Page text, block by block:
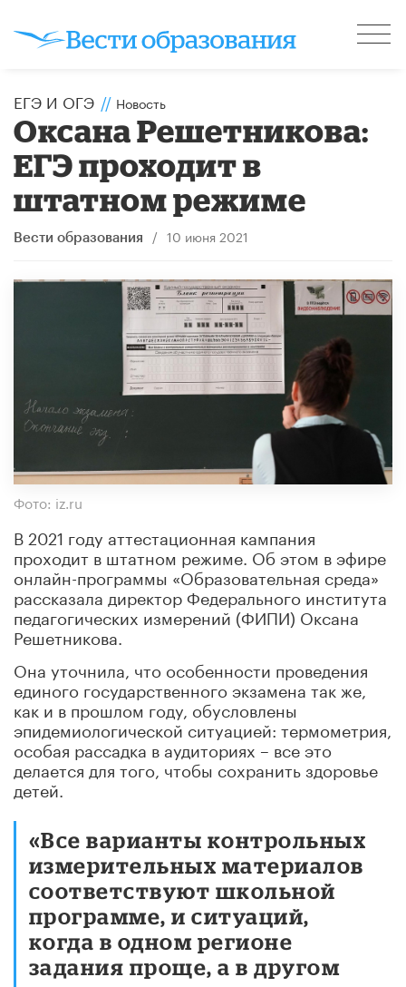
ЕГЭ И ОГЭ // Новость
Оксана Решетникова:
ЕГЭ проходит в
штатном режиме
Вести образования / 10 июня 2021
Фото: iz.ru
В 2021 году аттестационная кампания
проходит в штатном режиме. Об этом в эфире
онлайн-программы «Образовательная среда»
рассказала директор Федерального института
педагогических измерений (ФИПИ) Оксана
Решетникова.
Она уточнила, что особенности проведения
единого государственного экзамена так же,
как и в прошлом году, обусловлены
эпидемиологической ситуацией: термометрия,
особая рассадка в аудиториях – все это
делается для того, чтобы сохранить здоровье
детей.
«Все варианты контрольных
измерительных материалов
соответствуют школьной
программе, и ситуаций,
когда в одном регионе
задания проще, а в другом